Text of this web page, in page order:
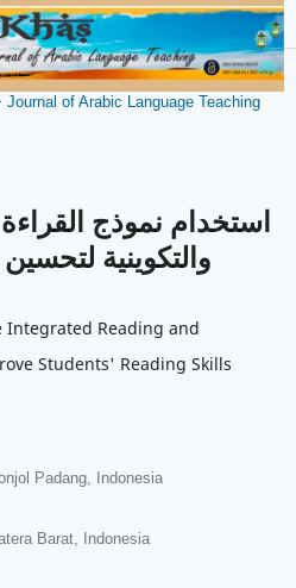
of Arabic Language Teaching
استخدام نموذج القراءة
والتكوينية
Integrated Reading and
Students' Reading Skills
Padang, Indonesia
Barat, Indonesia